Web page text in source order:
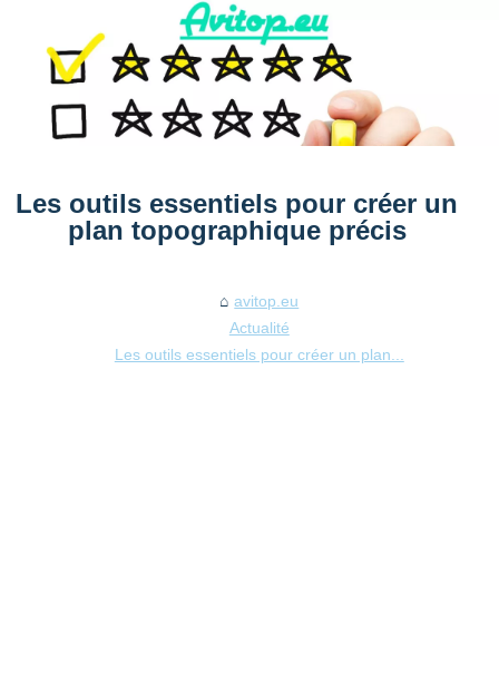
Les outils essentiels pour créer un
plan topographique précis
avitop.eu
Actualité
Les outils essentiels pour créer un plan...